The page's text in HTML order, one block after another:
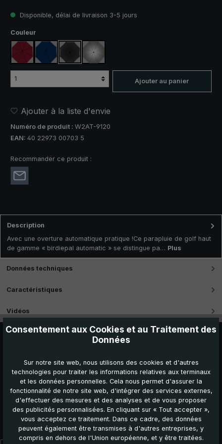
Disponible, délai de livraison 3-5 jours
Sélectionnez
Couleur
rouge vin bleu marine
noir argent, protection UV 50+
Ajouter au panier
Ajouter à la liste d'envie
Numéro de produit : W2AT-9120
EAN: 40 22973 00703 5
Recommander ce produit :
Description
Avec une overture automatique pratique !Ce parapluie de golf haut
de gamme « birdiepal automatic » se distingue pa… Plus
Données techniques
Caractéristiques
Vidéos
Autres produits que vous pourriez aimer :
Consentement aux Cookies et au Traitement des
Données
Sur notre site web, nous utilisons des cookies et d'autres
technologies pour traiter les informations relatives aux terminaux
et les données personnelles. Cela nous permet d'assurer la
fonctionnalité de notre site web, d'intégrer des services externes,
d'effectuer des mesures et des analyses et de vous proposer
des publicités personnalisées. En cliquant sur « Tout accepter »,
vous acceptez ce traitement. Dans ce cadre, des données
peuvent également être transmises à d'autres entreprises, y
compris en dehors de l'Union européenne, et y être traitées.